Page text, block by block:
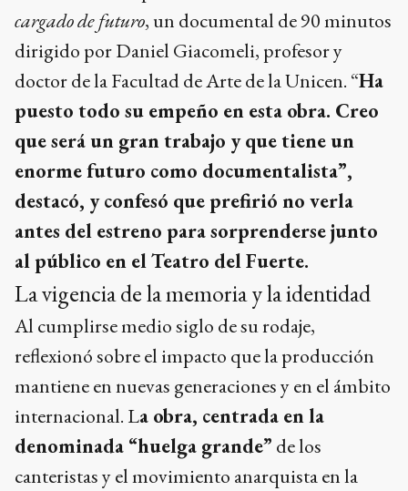
cargado de futuro, un documental de 90 minutos
dirigido por Daniel Giacomeli, profesor y
doctor de la Facultad de Arte de la Unicen. “Ha
puesto todo su empeño en esta obra. Creo
que será un gran trabajo y que tiene un
enorme futuro como documentalista”,
destacó, y confesó que prefirió no verla
antes del estreno para sorprenderse junto
al público en el Teatro del Fuerte.
La vigencia de la memoria y la identidad
Al cumplirse medio siglo de su rodaje,
reflexionó sobre el impacto que la producción
mantiene en nuevas generaciones y en el ámbito
internacional. La obra, centrada en la
denominada “huelga grande” de los
canteristas y el movimiento anarquista en la